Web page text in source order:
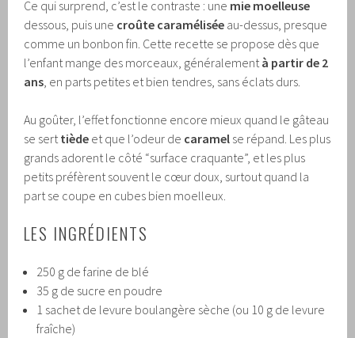
Ce qui surprend, c’est le contraste : une mie moelleuse
dessous, puis une croûte caramélisée au-dessus, presque
comme un bonbon fin. Cette recette se propose dès que
l’enfant mange des morceaux, généralement à partir de 2
ans , en parts petites et bien tendres, sans éclats durs.
Au goûter, l’effet fonctionne encore mieux quand le gâteau
se sert tiède et que l’odeur de caramel se répand. Les plus
grands adorent le côté “surface craquante”, et les plus
petits préfèrent souvent le cœur doux, surtout quand la
part se coupe en cubes bien moelleux.
LES INGRÉDIENTS
250 g de farine de blé
35 g de sucre en poudre
1 sachet de levure boulangère sèche (ou 10 g de levure
fraîche)